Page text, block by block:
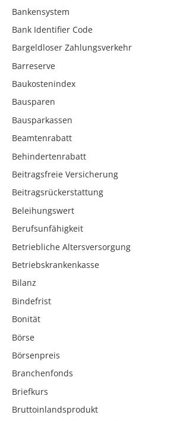
Bankensystem
Bank Identifier Code
Bargeldloser Zahlungsverkehr
Barreserve
Baukostenindex
Bausparen
Bausparkassen
Beamtenrabatt
Behindertenrabatt
Beitragsfreie Versicherung
Beitragsrückerstattung
Beleihungswert
Berufsunfähigkeit
Betriebliche Altersversorgung
Betriebskrankenkasse
Bilanz
Bindefrist
Bonität
Börse
Börsenpreis
Branchenfonds
Briefkurs
Bruttoinlandsprodukt